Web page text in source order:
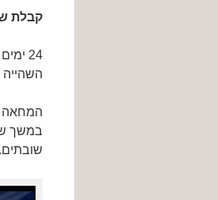
קבלת
24
השהייה הקודם ליד
המחאה
במשך
שובתים.